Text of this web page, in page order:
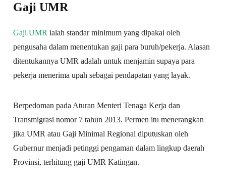
Gaji UMR
Gaji UMR ialah standar minimum yang dipakai oleh
pengusaha dalam menentukan gaji para buruh/pekerja. Alasan
ditentukannya UMR adalah untuk menjamin supaya para
pekerja menerima upah sebagai pendapatan yang layak.
Berpedoman pada Aturan Menteri Tenaga Kerja dan
Transmigrasi nomor 7 tahun 2013. Permen itu menerangkan
jika UMR atau Gaji Minimal Regional diputuskan oleh
Gubernur menjadi petinggi pengaman dalam lingkup daerah
Provinsi, terhitung gaji UMR Katingan.